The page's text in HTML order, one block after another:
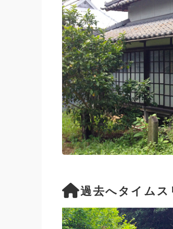
過去へタイム